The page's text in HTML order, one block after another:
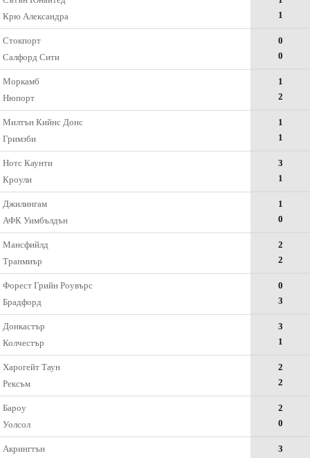
Крю Александра
1
Стокпорт
Салфорд Сити
0
0
Моркамб
Нюпорт
1
2
Милтън Кийнс Донс
Гримзби
1
1
Нотс Каунти
Кроули
3
1
Джилингам
АФК Уимбълдън
1
0
Мансфийлд
Транмиър
2
2
Форест Грийн Роувърс
Брадфорд
0
3
Донкастър
Колчестър
3
1
Харогейт Таун
Рексъм
2
2
Бароу
Уолсол
2
0
Акрингтън
3